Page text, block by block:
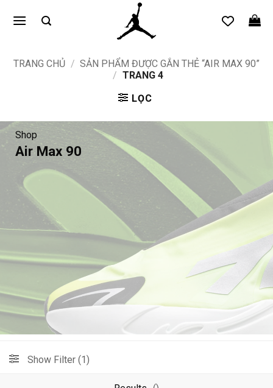
qua
TRANG CHỦ / SẢN PHẨM ĐƯỢC GẮN THẺ “AIR MAX 90”
/ TRANG 4
LỌC
Shop
Air Max 90
Show Filter (1)